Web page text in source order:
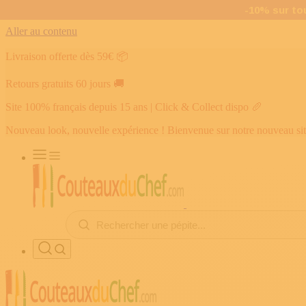
Aller au contenu
Livraison offerte dès 59€ 📦
Retours gratuits 60 jours 🚚
Site 100% français depuis 15 ans | Click & Collect dispo 🥖
Nouveau look, nouvelle expérience ! Bienvenue sur notre nouveau